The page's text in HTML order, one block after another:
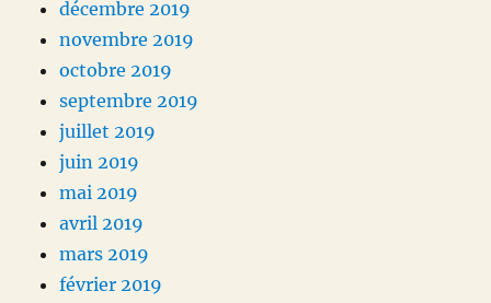
décembre 2019
novembre 2019
octobre 2019
septembre 2019
juillet 2019
juin 2019
mai 2019
avril 2019
mars 2019
février 2019